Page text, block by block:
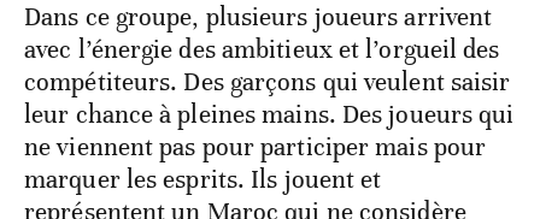
Dans ce groupe, plusieurs joueurs arrivent
avec l’énergie des ambitieux et l’orgueil des
compétiteurs. Des garçons qui veulent saisir
leur chance à pleines mains. Des joueurs qui
ne viennent pas pour participer mais pour
marquer les esprits. Ils jouent et
représentent un Maroc qui ne considère